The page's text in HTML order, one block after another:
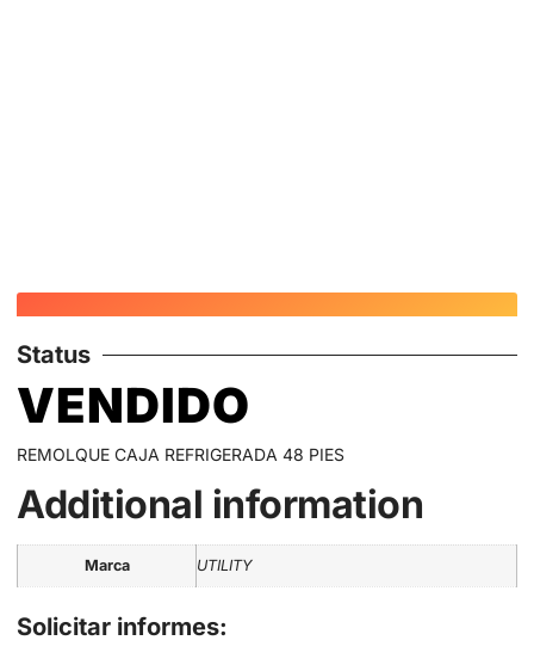
Status
VENDIDO
REMOLQUE CAJA REFRIGERADA 48 PIES
Additional information
Marca UTILITY
Solicitar informes: